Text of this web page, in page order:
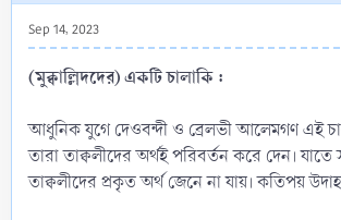
Sep 14, 2023
(মুক্বাল্লিদদের) একটি চালাকি :
আধুনিক যুগে দেওবন্দী ও ব্রেলভী আলেমগণ এই
তারা তাক্বলীদের অর্থই পরিবর্তন করে দেন। যাতে
তাক্বলীদের প্রকৃত অর্থ জেনে না যায়। কতিপয়